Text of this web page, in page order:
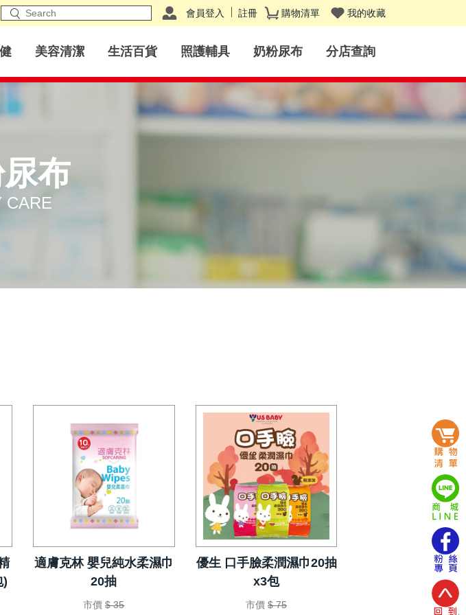
會員登入 註冊 購物清單 我的收藏
美容清潔 生活百貨 照護輔具 奶粉尿布 分店查詢
布
CARE
)
適膚克林 嬰兒純水柔濕巾
20抽
市價 $ 35
優生 口手臉柔潤濕巾20抽
x3包
市價 $ 75